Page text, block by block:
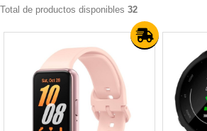
Total de productos disponibles 32